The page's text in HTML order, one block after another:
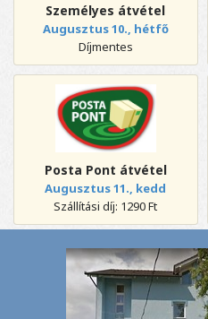
Személyes átvétel
Augusztus 10., hétfő
Díjmentes
Posta Pont átvétel
Augusztus 11., kedd
Szállítási díj: 1290 Ft